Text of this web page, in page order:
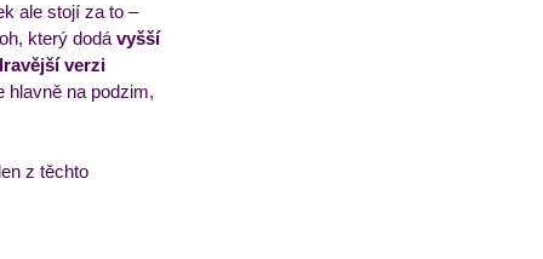
ale stojí za to –
který dodá vyšší
verzi
hlavně na podzim,
z těchto